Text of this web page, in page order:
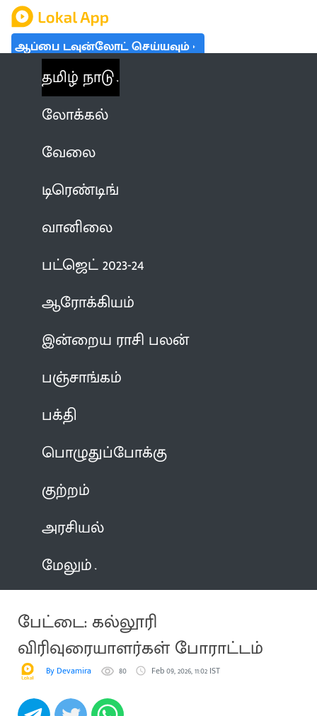
ஆப்பை டவுன்லோட் செய்யவும்
தமிழ் நாடு
லோக்கல்
வேலை
டிரெண்டிங்
வானிலை
பட்ஜெட் 2023-24
ஆரோக்கியம்
இன்றைய ராசி பலன்
பஞ்சாங்கம்
பக்தி
பொழுதுப்போக்கு
குற்றம்
அரசியல்
மேலும்
பேட்டை: கல்லூரி
விரிவுரையாளர்கள் போராட்டம்
By Devamira 80 Feb 09, 2026, 11:02 IST